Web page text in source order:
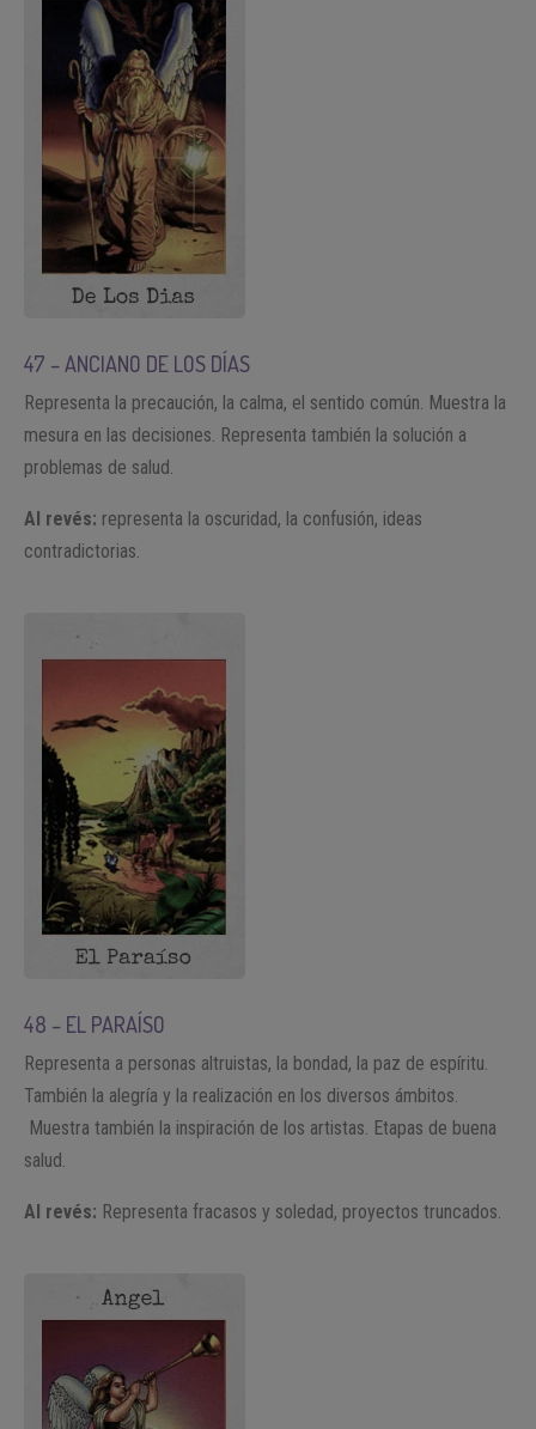
47 – ANCIANO DE LOS DÍAS
Representa la precaución, la calma, el sentido común. Muestra la
mesura en las decisiones. Representa también la solución a
problemas de salud.
Al revés: representa la oscuridad, la confusión, ideas
contradictorias.
48 – EL PARAÍSO
Representa a personas altruistas, la bondad, la paz de espíritu.
También la alegría y la realización en los diversos ámbitos.
Muestra también la inspiración de los artistas. Etapas de buena
salud.
Al revés: Representa fracasos y soledad, proyectos truncados.